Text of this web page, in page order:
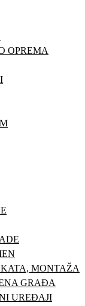
OPREMA
MONTAŽA
GRAĐA
UREĐAJI